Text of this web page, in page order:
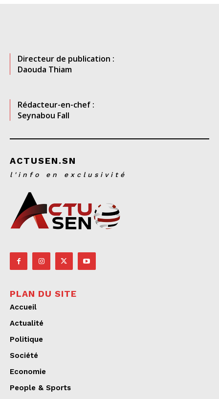
Directeur de publication :
Daouda Thiam
Rédacteur-en-chef :
Seynabou Fall
ACTUSEN.SN
l'info en exclusivité
PLAN DU SITE
Accueil
Actualité
Politique
Société
Economie
People & Sports